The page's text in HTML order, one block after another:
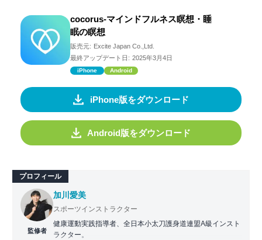
cocorus-マインドフルネス瞑想・睡
眠の瞑想
販売元: Excite Japan Co.,Ltd.
最終アップデート日: 2025年3月4日
iPhone Android
iPhone版をダウンロード
Android版をダウンロード
プロフィール
監修者
加川愛美
スポーツインストラクター
健康運動実践指導者、全日本小太刀護身道連盟A級インスト
ラクター。